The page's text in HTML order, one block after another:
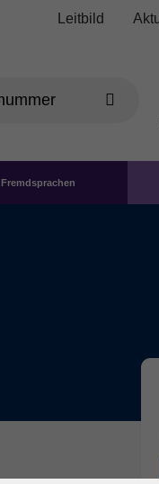
Leitbild
Fremdsprachen